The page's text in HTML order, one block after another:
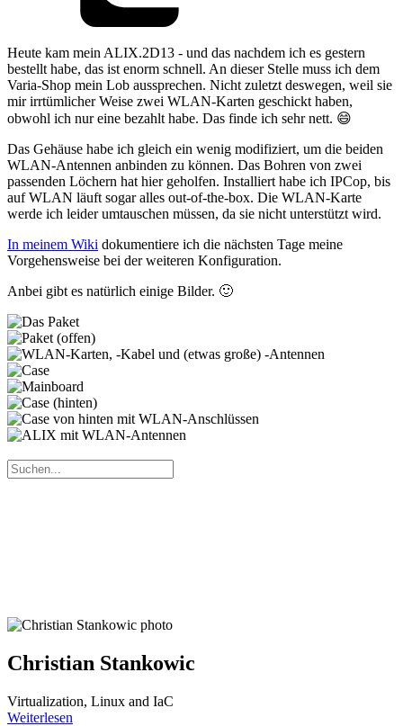
Heute kam mein ALIX.2D13 - und das nachdem ich es gestern
bestellt habe, das ist enorm schnell. An dieser Stelle muss ich dem
Varia-Shop mein Lob aussprechen. Nicht zuletzt deswegen, weil sie
mir irrtümlicher Weise zwei WLAN-Karten geschickt haben,
obwohl ich nur eine bezahlt habe. Das finde ich sehr nett. 😄
Das Gehäuse habe ich gleich ein wenig modifiziert, um die beiden
WLAN-Antennen anbinden zu können. Das Bohren von zwei
passenden Löchern hat hier geholfen. Installiert habe ich IPCop, bis
auf WLAN läuft sogar alles out-of-the-box. Die WLAN-Karte
werde ich leider umtauschen müssen, da sie nicht unterstützt wird.
In meinem Wiki dokumentiere ich die nächsten Tage meine
Vorgehensweise bei der weiteren Konfiguration.
Anbei gibt es natürlich einige Bilder. 🙂
Christian Stankowic
Virtualization, Linux and IaC
Weiterlesen